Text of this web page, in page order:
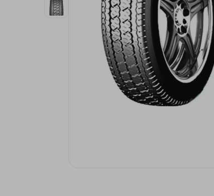
Товары для животных
Красота, здоровье
Бытовая химия,